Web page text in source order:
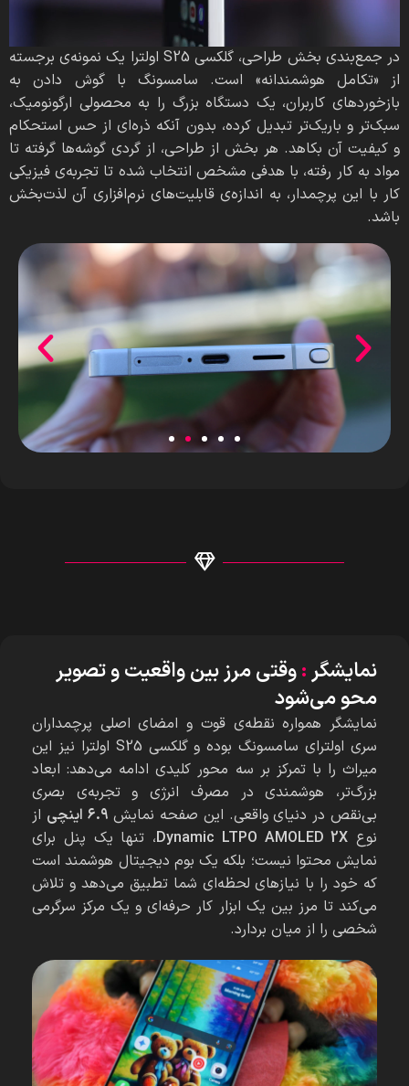
در جمع‌بندی بخش طراحی، گلکسی S25 اولترا یک نمونه‌ی برجسته
از «تکامل هوشمندانه» است. سامسونگ با گوش دادن به
بازخوردهای کاربران، یک دستگاه بزرگ را به محصولی ارگونومیک،
سبک‌تر و باریک‌تر تبدیل کرده، بدون آنکه ذره‌ای از حس استحکام
و کیفیت آن بکاهد. هر بخش از طراحی، از گردی گوشه‌ها گرفته تا
مواد به کار رفته، با هدفی مشخص انتخاب شده تا تجربه‌ی فیزیکی
کار با این پرچمدار، به اندازه‌ی قابلیت‌های نرم‌افزاری آن لذت‌بخش
باشد.
نمایشگر:وقتی مرز بین واقعیت و تصویر
محو می‌شود
نمایشگر همواره نقطه‌ی قوت و امضای اصلی پرچمداران
سری اولترای سامسونگ بوده و گلکسی S25 اولترا نیز این
میراث را با تمرکز بر سه محور کلیدی ادامه می‌دهد: ابعاد
بزرگ‌تر، هوشمندی در مصرف انرژی و تجربه‌ی بصری
بی‌نقص در دنیای واقعی. این صفحه نمایش ۶.۹ اینچی
از
نوع Dynamic LTPO AMOLED 2X، تنها یک پنل برای
نمایش محتوا نیست؛ بلکه یک بوم دیجیتال هوشمند است
که خود را با نیازهای لحظه‌ای شما تطبیق می‌دهد و تلاش
می‌کند تا مرز بین یک ابزار کار حرفه‌ای و یک مرکز سرگرمی
شخصی را از میان بردارد.